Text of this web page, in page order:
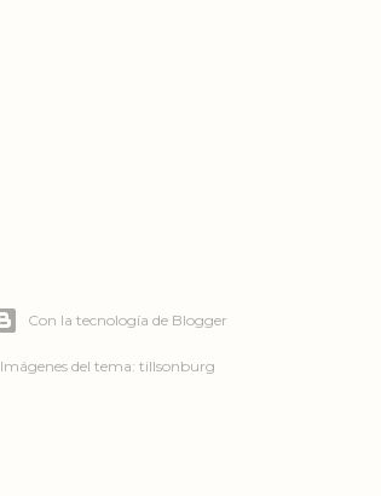
Con la tecnología de Blogger
Imágenes del tema: tillsonburg